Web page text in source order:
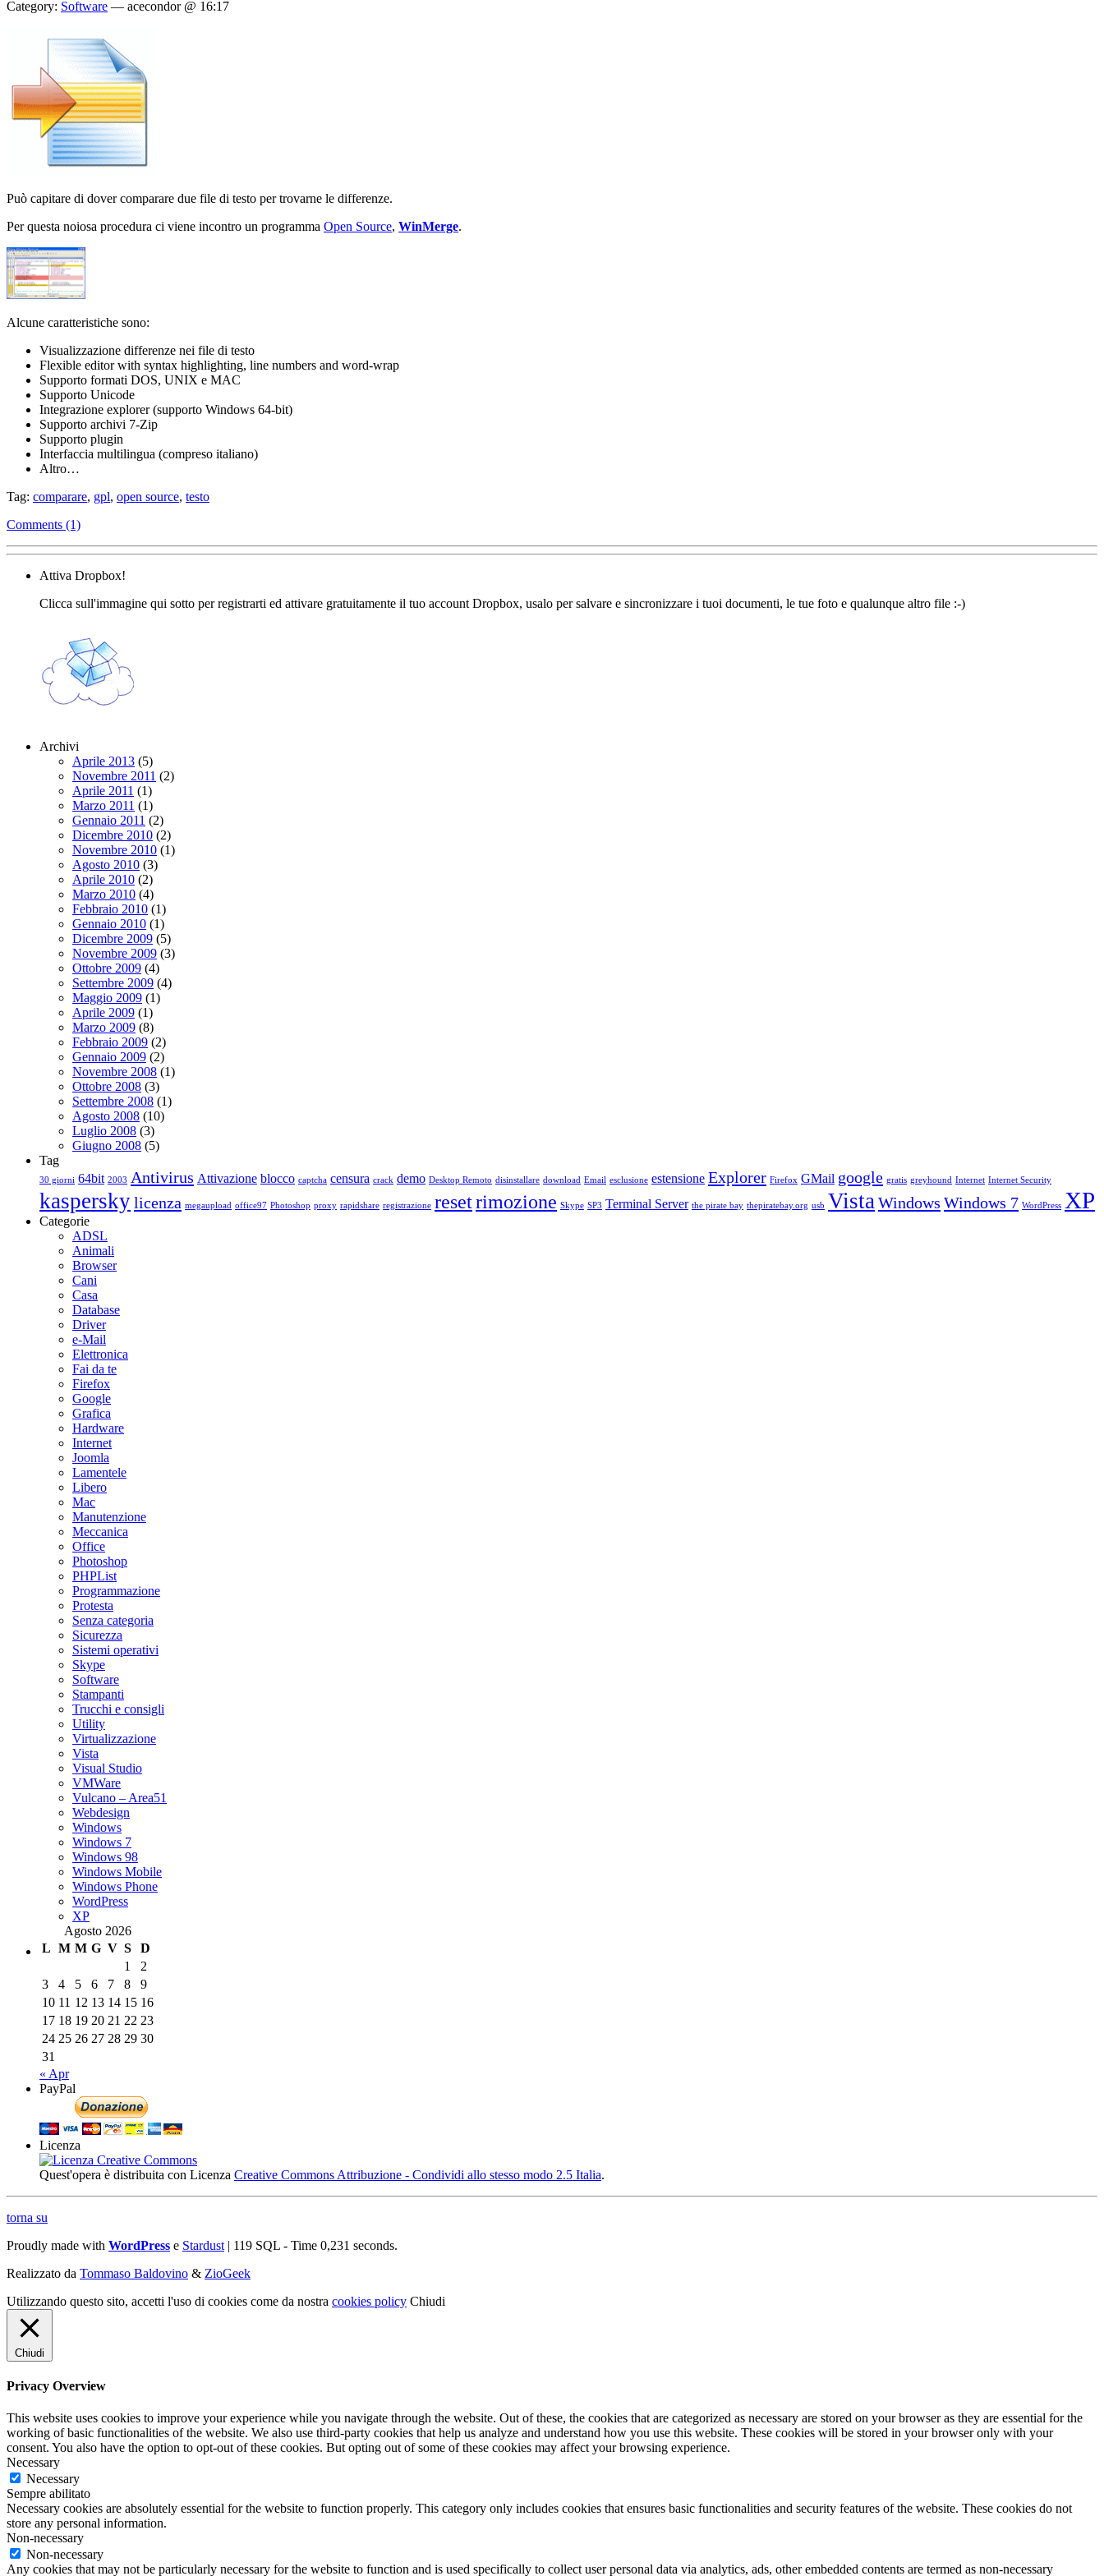
Category: Software — acecondor @ 16:17
Può capitare di dover comparare due file di testo per trovarne le differenze.
Per questa noiosa procedura ci viene incontro un programma Open Source, WinMerge.
Alcune caratteristiche sono:
Visualizzazione differenze nei file di testo
Flexible editor with syntax highlighting, line numbers and word-wrap
Supporto formati DOS, UNIX e MAC
Supporto Unicode
Integrazione explorer (supporto Windows 64-bit)
Supporto archivi 7-Zip
Supporto plugin
Interfaccia multilingua (compreso italiano)
Altro…
Tag: comparare, gpl, open source, testo
Comments (1)
Attiva Dropbox!
Clicca sull'immagine qui sotto per registrarti ed attivare gratuitamente il tuo account Dropbox, usalo per salvare e sincronizzare i tuoi documenti, le tue foto e qualunque altro file :-)
Archivi
Aprile 2013 (5)
Novembre 2011 (2)
Aprile 2011 (1)
Marzo 2011 (1)
Gennaio 2011 (2)
Dicembre 2010 (2)
Novembre 2010 (1)
Agosto 2010 (3)
Aprile 2010 (2)
Marzo 2010 (4)
Febbraio 2010 (1)
Gennaio 2010 (1)
Dicembre 2009 (5)
Novembre 2009 (3)
Ottobre 2009 (4)
Settembre 2009 (4)
Maggio 2009 (1)
Aprile 2009 (1)
Marzo 2009 (8)
Febbraio 2009 (2)
Gennaio 2009 (2)
Novembre 2008 (1)
Ottobre 2008 (3)
Settembre 2008 (1)
Agosto 2008 (10)
Luglio 2008 (3)
Giugno 2008 (5)
Tag
30 giorni 64bit 2003 Antivirus Attivazione blocco captcha censura crack demo Desktop Remoto disinstallare download Email esclusione estensione Explorer Firefox GMail google gratis greyhound Internet Internet Security
kasperskylicenza megaupload office97 Photoshop proxy rapidshare registrazione resetrimozione Skype SP3 Terminal Server the pirate bay thepiratebay.org usb Vista Windows Windows 7 WordPress XP
Categorie
ADSL
Animali
Browser
Cani
Casa
Database
Driver
e-Mail
Elettronica
Fai da te
Firefox
Google
Grafica
Hardware
Internet
Joomla
Lamentele
Libero
Mac
Manutenzione
Meccanica
Office
Photoshop
PHPList
Programmazione
Protesta
Senza categoria
Sicurezza
Sistemi operativi
Skype
Software
Stampanti
Trucchi e consigli
Utility
Virtualizzazione
Vista
Visual Studio
VMWare
Vulcano – Area51
Webdesign
Windows
Windows 7
Windows 98
Windows Mobile
Windows Phone
WordPress
XP
Agosto 2026
L M M G V S
D
1
2
3
4 5 6 7 8
9
10 11 12 13 14 15 16
17 18 19 20 21 22 23
24 25 26 27 28 29 30
31
« Apr
PayPal
Licenza
Quest'opera è distribuita con Licenza Creative Commons Attribuzione - Condividi allo stesso modo 2.5 Italia.
torna su
Proudly made with WordPress e Stardust | 119 SQL - Time 0,231 seconds.
Realizzato da Tommaso Baldovino & ZioGeek
Utilizzando questo sito, accetti l'uso di cookies come da nostra cookies policy Chiudi
Chiudi
Privacy Overview
This website uses cookies to improve your experience while you navigate through the website. Out of these, the cookies that are categorized as necessary are stored on your browser as they are essential for the
working of basic functionalities of the website. We also use third-party cookies that help us analyze and understand how you use this website. These cookies will be stored in your browser only with your
consent. You also have the option to opt-out of these cookies. But opting out of some of these cookies may affect your browsing experience.
Necessary
Necessary
Sempre abilitato
Necessary cookies are absolutely essential for the website to function properly. This category only includes cookies that ensures basic functionalities and security features of the website. These cookies do not
store any personal information.
Non-necessary
Non-necessary
Any cookies that may not be particularly necessary for the website to function and is used specifically to collect user personal data via analytics, ads, other embedded contents are termed as non-necessary